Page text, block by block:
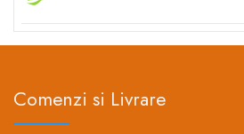
Comenzi si Livrare